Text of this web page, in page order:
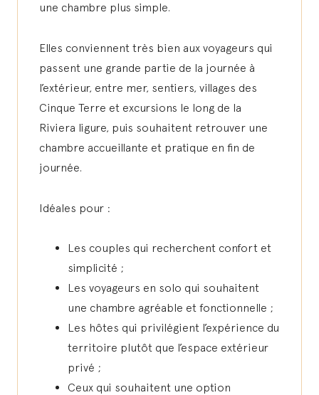
une chambre plus simple.
Elles conviennent très bien aux voyageurs qui
passent une grande partie de la journée à
l’extérieur, entre mer, sentiers, villages des
Cinque Terre et excursions le long de la
Riviera ligure, puis souhaitent retrouver une
chambre accueillante et pratique en fin de
journée.
Idéales pour :
Les couples qui recherchent confort et
simplicité ;
Les voyageurs en solo qui souhaitent
une chambre agréable et fonctionnelle ;
Les hôtes qui privilégient l’expérience du
territoire plutôt que l’espace extérieur
privé ;
Ceux qui souhaitent une option